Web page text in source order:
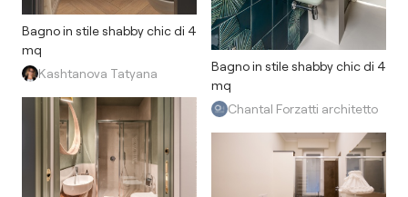
Bagno in stile shabby chic di 4
mq
Kashtanova Tatyana
Bagno in stile shabby chic di 4
mq
Chantal Forzatti architetto